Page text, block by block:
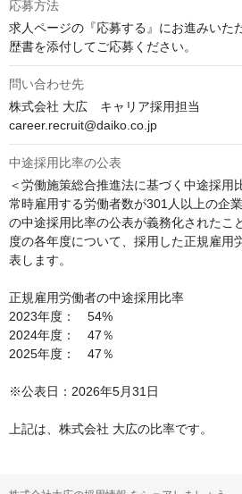
応募方法
求人ページの『応募する』にお進みいた
歴書を添付してご応募ください。
問い合わせ先
株式会社 大広　キャリア採用担当
career.recruit@daiko.co.jp
中途採用比率の公表
＜労働施策総合推進法に基づく中途採用
常時雇用する労働者数が301人以上の企
の中途採用比率の公表が義務化されたこ
度の各年度について、採用した正規雇用
表します。
正規雇用労働者の中途採用比率
2023年度：　54%
2024年度：　47％
2025年度：　47％
※公表日：2026年5月31日